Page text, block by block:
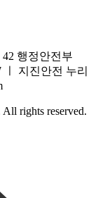
행정안전부
지진안전 누리
rights reserved.